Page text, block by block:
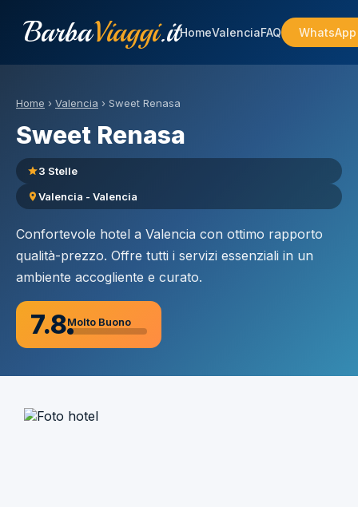
BarbaViaggi.itHomeValenciaFAQ WhatsApp
Home › Valencia › Sweet Renasa
Sweet Renasa
3 Stelle
Valencia - Valencia
Confortevole hotel a Valencia con ottimo rapporto
qualità-prezzo. Offre tutti i servizi essenziali in un
ambiente accogliente e curato.
7.8Molto Buono